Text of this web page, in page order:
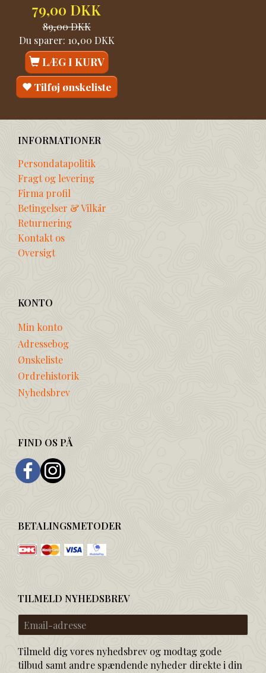
79,00 DKK
89,00 DKK
Du sparer: 10,00 DKK
LÆG I KURV
Tilføj ønskeliste
INFORMATIONER
Persondatapolitik
Fragt og levering
Firma profil
Betingelser & Vilkår
Returnering
Kontakt os
Oversigt
KONTO
Min konto
Adressebog
Ønskeliste
Ordrehistorik
Nyhedsbrev
FIND OS PÅ
BETALINGSMETODER
TILMELD NYHEDSBREV
Email-
adresse
Tilmeld dig vores nyhedsbrev og modtag gode
tilbud samt andre spændende nyheder direkte i din